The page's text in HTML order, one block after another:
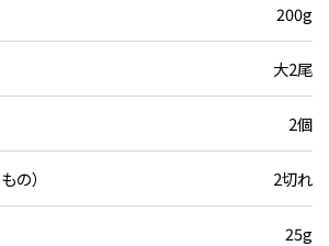
200g
大2尾
2個
の） 2切れ
25g